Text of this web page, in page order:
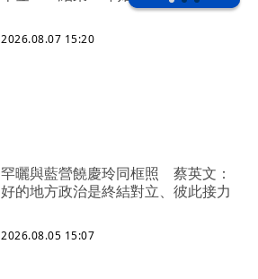
2026.08.07 15:20
罕曬與藍營饒慶玲同框照 蔡英文：
好的地方政治是終結對立、彼此接力
2026.08.05 15:07